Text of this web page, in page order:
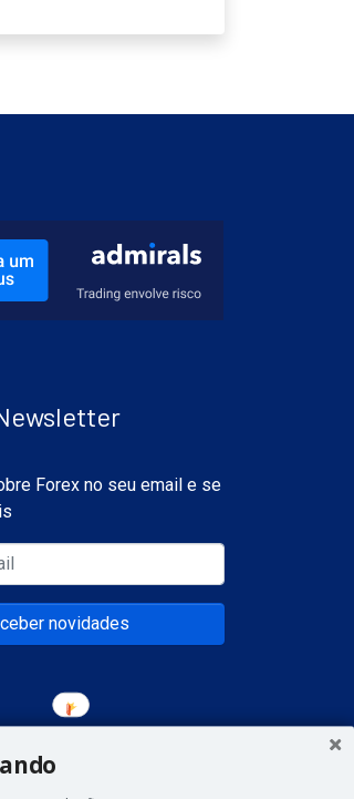
Forex no seu email e se
novidades